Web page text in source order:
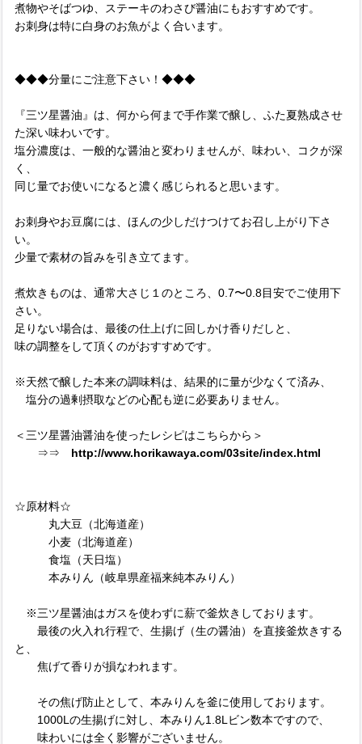
煮物やそばつゆ、ステーキのわさび醤油にもおすすめです。
お刺身は特に白身のお魚がよく合います。
◆◆◆分量にご注意下さい！◆◆◆
『三ツ星醤油』は、何から何まで手作業で醸し、ふた夏熟成させ
た深い味わいです。
塩分濃度は、一般的な醤油と変わりませんが、味わい、コクが深
く、
同じ量でお使いになると濃く感じられると思います。
お刺身やお豆腐には、ほんの少しだけつけてお召し上がり下さ
い。
少量で素材の旨みを引き立てます。
煮炊きものは、通常大さじ１のところ、0.7〜0.8目安でご使用下
さい。
足りない場合は、最後の仕上げに回しかけ香りだしと、
味の調整をして頂くのがおすすめです。
※天然で醸した本来の調味料は、結果的に量が少なくて済み、
塩分の過剰摂取などの心配も逆に必要ありません。
＜三ツ星醤油醤油を使ったレシピはこちらから＞
⇒⇒ http://www.horikawaya.com/03site/index.html
☆原材料☆
丸大豆（北海道産）
小麦（北海道産）
食塩（天日塩）
本みりん（岐阜県産福来純本みりん）
※三ツ星醤油はガスを使わずに薪で釜炊きしております。
最後の火入れ行程で、生揚げ（生の醤油）を直接釜炊きする
と、
焦げて香りが損なわれます。
その焦げ防止として、本みりんを釜に使用しております。
1000Lの生揚げに対し、本みりん1.8Lビン数本ですので、
味わいには全く影響がございません。